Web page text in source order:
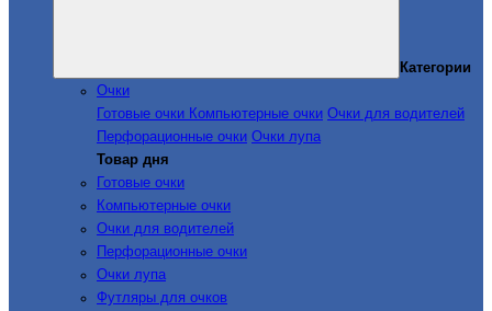
Категории
Очки
Готовые очки Компьютерные очки Очки для водителей
Перфорационные очки Очки лупа
Товар дня
Готовые очки
Компьютерные очки
Очки для водителей
Перфорационные очки
Очки лупа
Футляры для очков